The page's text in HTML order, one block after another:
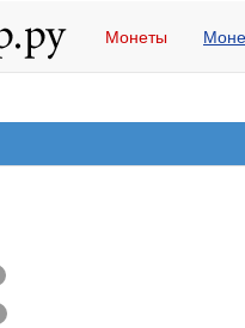
Монеты